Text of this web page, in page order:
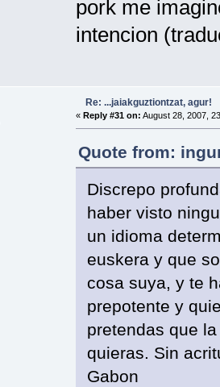
pork me
intencion
Re: ...jaiakguztiontzat, agur!
« Reply #31 on: August 28, 2007,
Quote from:
Discrepo
haber visto
un idioma
euskera y que
cosa suya, y te
prepotente y
pretendas que
quieras. Sin
Gabon